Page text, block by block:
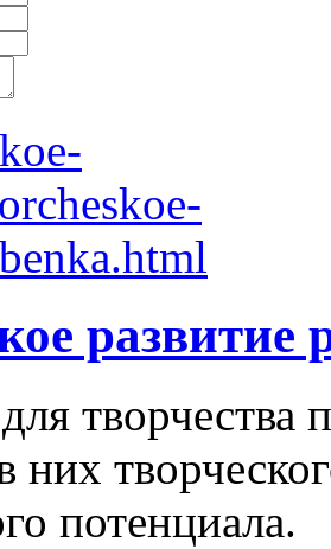
развитие
творчества
них
потенциала.